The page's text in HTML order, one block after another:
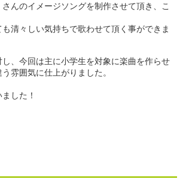
んのイメージソングを制作させて頂き、こ
清々しい気持ちで歌わせて頂く事ができま
、今回は主に小学生を対象に楽曲を作らせ
雰囲気に仕上がりました。
した！